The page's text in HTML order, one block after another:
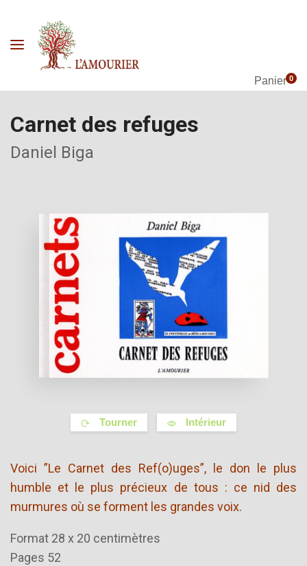
Panier0
Carnet des refuges
Daniel Biga
Tourner Intérieur
Voici ”Le Carnet des Ref(o)uges”, le don le plus
humble et le plus précieux de tous : ce nid des
murmures où se forment les grandes voix.
Format 28 x 20 centimètres
Pages 52